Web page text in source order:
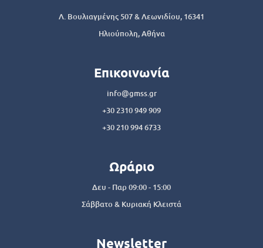
Λ. Βουλιαγμένης 507 & Λεωνιδίου, 16341
Ηλιούπολη, Αθήνα
Επικοινωνία
info@gmss.gr
+30 2310 949 909
+30 210 994 6733
Ωράριο
Δευ - Παρ 09:00 - 15:00
Σάββατο & Κυριακή Κλειστά
Newsletter